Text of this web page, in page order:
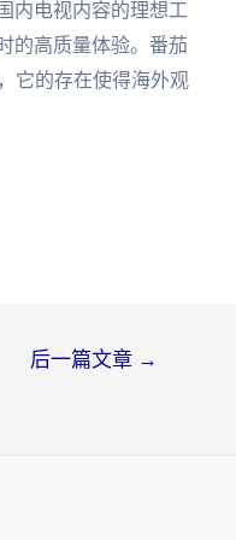
内电视内容的理想工
的高质量体验。番茄
它的存在使得海外观
后一篇文章 →